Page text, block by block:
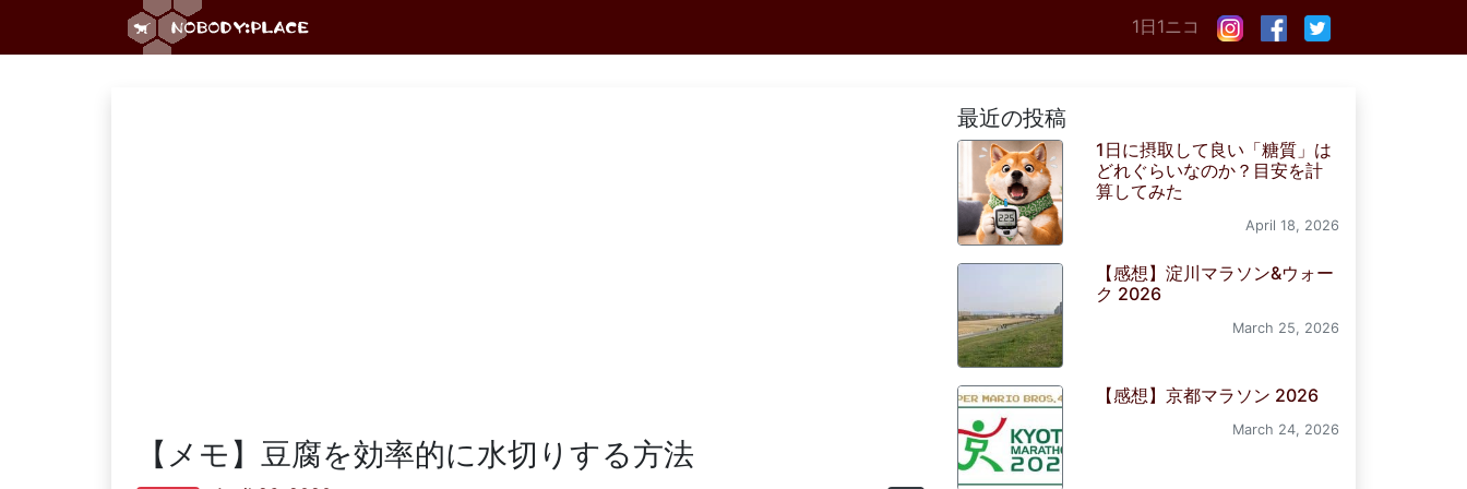
1日1ニコ
【メモ】豆腐を効率的に水切りする方法
最近の投稿
1日に摂取して良い「糖質」は
どれぐらいなのか？目安を計
算してみた
April 18, 2026
【感想】淀川マラソン&ウォー
ク 2026
March 25, 2026
【感想】京都マラソン 2026
March 24, 2026